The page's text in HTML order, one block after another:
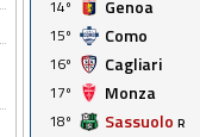
14º
Genoa
15º
Como
16º
Cagliari
17º
Monza
18º
Sassuolo R